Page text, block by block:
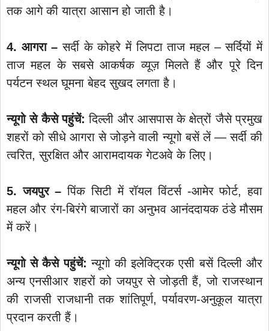
तक आगे की यात्रा आसान हो जाती है।
4. आगरा – सर्दी के कोहरे में लिपटा ताज महल – सर्दियों में
ताज महल के सबसे आकर्षक व्यूज़ मिलते हैं और पूरे दिन
पर्यटन स्‍थल घूमना बेहद सुखद लगता है।
न्यूगो से कैसे पहुंचें: दिल्ली और आसपास के क्षेत्रों जैसे प्रमुख
शहरों को सीधे आगरा से जोड़ने वाली न्यूगो बसें लें — सर्दी की
त्वरित, सुरक्षित और आरामदायक गेटअवे के लिए।
5. जयपुर – पिंक सिटी में रॉयल विंटर्स -आमेर फोर्ट, हवा
महल और रंग-बिरंगे बाजारों का अनुभव आनंददायक ठंडे मौसम
में करें।
न्यूगो से कैसे पहुंचें: न्यूगो की इलेक्ट्रिक एसी बसें दिल्ली और
अन्य एनसीआर शहरों को जयपुर से जोड़ती हैं, जो राजस्थान
की राजसी राजधानी तक शांतिपूर्ण, पर्यावरण-अनुकूल यात्रा
प्रदान करती हैं।